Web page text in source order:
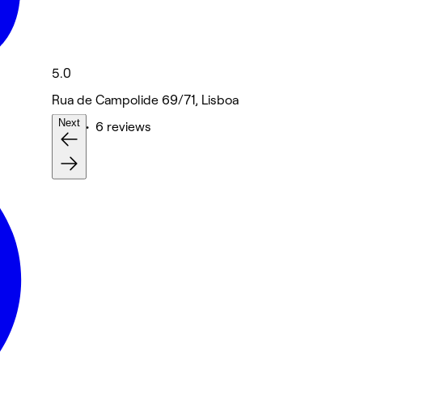
5.0
Rua de Campolide 69/71, Lisboa
Nails • 6 reviews
Next